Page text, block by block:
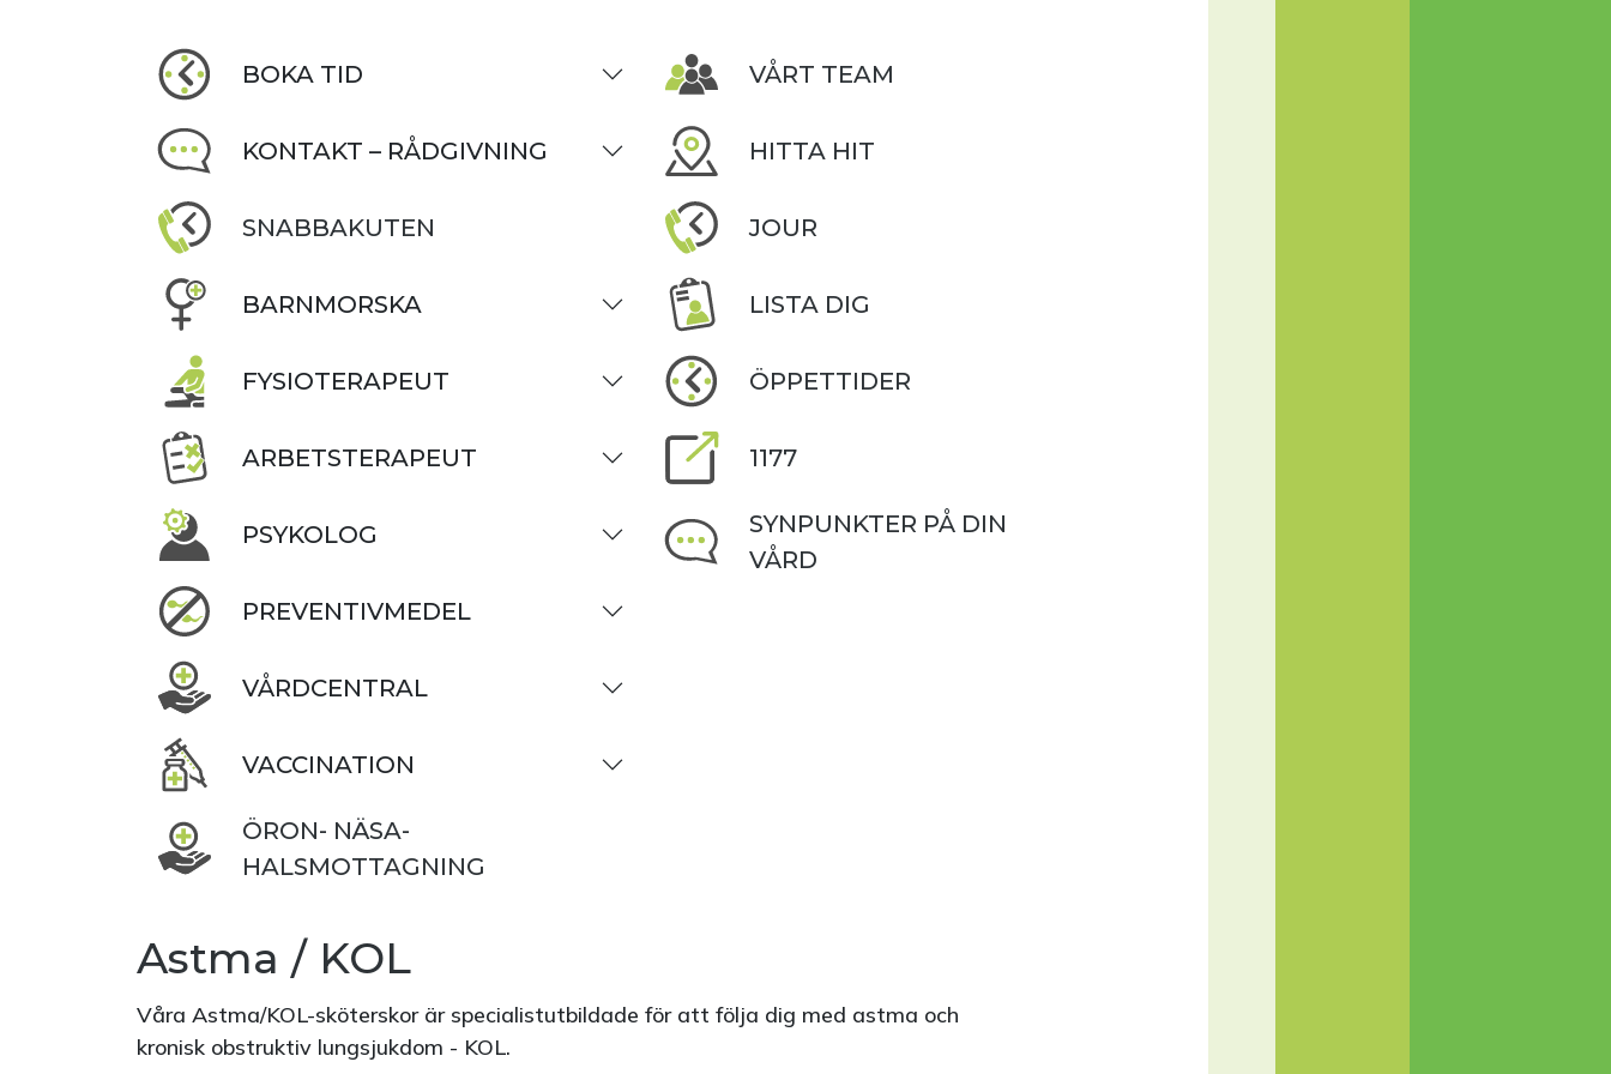
BOKA TID
KONTAKT – RÅDGIVNING
SNABBAKUTEN
BARNMORSKA
FYSIOTERAPEUT
ARBETSTERAPEUT
PSYKOLOG
PREVENTIVMEDEL
VÅRDCENTRAL
VACCINATION
ÖRON- NÄSA-
HALSMOTTAGNING
VÅRT TEAM
HITTA HIT
JOUR
LISTA DIG
ÖPPETTIDER
1177
SYNPUNKTER PÅ DIN
VÅRD
Astma / KOL
Våra Astma/KOL-sköterskor är specialistutbildade för att följa dig med astma och
kronisk obstruktiv lungsjukdom - KOL.